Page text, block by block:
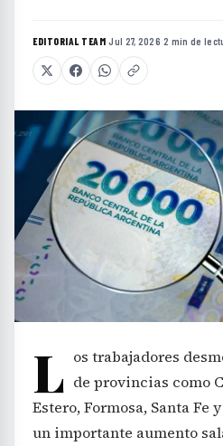
EDITORIAL TEAM·Jul 27, 2026·2 min de
L os trabajadores
de provincias como
Estero, Formosa, Santa Fe
un importante aumento